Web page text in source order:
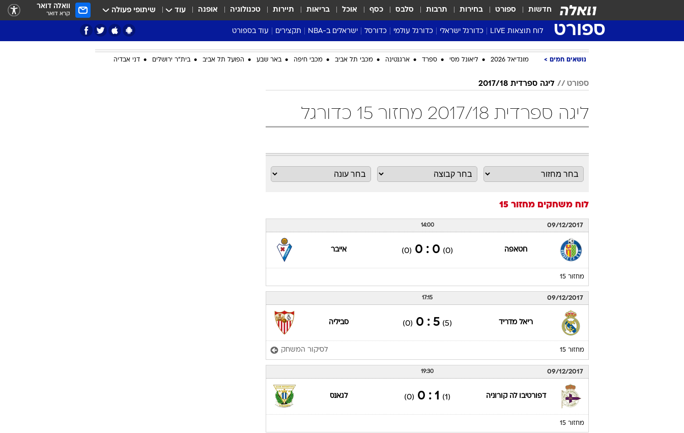
חדשות ספורט בחירות תרבות סלבס כסף אוכל בריאות תיירות טכנולוגיה אופנה עוד שיתופי פעולה וואלה דואר
קרא דואר
ספורט לוח תוצאות LIVE כדורגל ישראלי
ליגת העל Winner
גביע המדינה
שגרירים
נבחרות ישראל
ליגה א'
כדורגל עולמי
ליגה אנגלית
ליגה צרפתית
ליגת האלופות
דרום אמריקה
כדורסל
ליגת העל
נבחרות ישראל בכדורסל
כדורסל נשים
ישראלים ב-NBA
דני אבדיה
תקצירים עוד בספורט
מונדיאל 2026
NBA
אבא של שבת
סערה בממלכה
ענפים נוספים
כתבו לנו
נושאים חמים מונדיאל 2026 ליאונל מסי ספרד ארגנטינה מכבי תל אביב מכבי חיפה באר שבע הפועל תל אביב בית"ר ירושלים דני אבדיה
ספורט ליגה ספרדית 2017/18
ליגה ספרדית 2017/18 מחזור 15 כדורגל
לוח משחקים מחזור 15
09/12/2017
14:00
חטאפה (0)
0 : 0
(0) אייבר
מחזור 15
09/12/2017
17:15
ריאל מדריד (5)
5 : 0
(0) סביליה
מחזור 15 לסיקור המשחק
09/12/2017
19:30
דפורטיבו לה קורוניה (1)
1 : 0
(0) לגאנס
מחזור 15